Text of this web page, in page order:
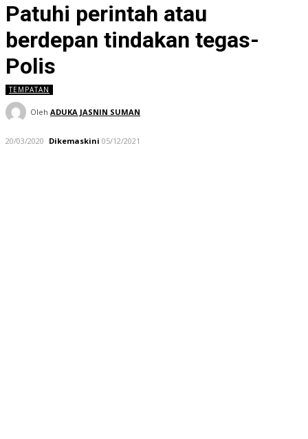
Patuhi perintah atau
berdepan tindakan tegas-
Polis
TEMPATAN
Oleh ADUKA JASNIN SUMAN
20/03/2020 Dikemaskini 05/12/2021